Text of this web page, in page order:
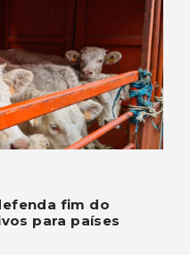
fim do
para países